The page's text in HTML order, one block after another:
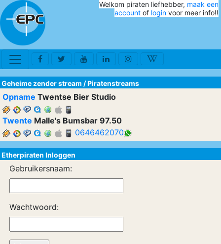
Welkom piraten liefhebber, maak een
account of login voor meer info!!
Geheime zender stream /Piratenstreams
Opname Twentse Bier Studio
Twente Malle's Bumsbar 97.50
0646462070
Etherpiraten Inloggen
Gebruikersnaam:
Wachtwoord: